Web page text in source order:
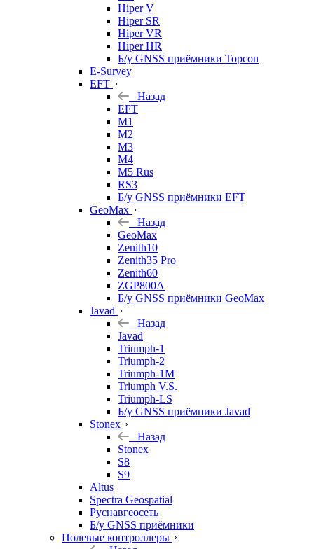
Hiper V
Hiper SR
Hiper VR
Hiper HR
Б/у GNSS приёмники Topcon
E-Survey
EFT
Назад
EFT
M1
M2
M3
M4
M5 Rus
RS3
Б/у GNSS приёмники EFT
GeoMax
Назад
GeoMax
Zenith10
Zenith35 Pro
Zenith60
ZGP800A
Б/у GNSS приёмники GeoMax
Javad
Назад
Javad
Triumph-1
Triumph-2
Triumph-1M
Triumph V.S.
Triumph-LS
Б/у GNSS приёмники Javad
Stonex
Назад
Stonex
S8
S9
Altus
Spectra Geospatial
Руснавгеосеть
Б/у GNSS приёмники
Полевые контроллеры